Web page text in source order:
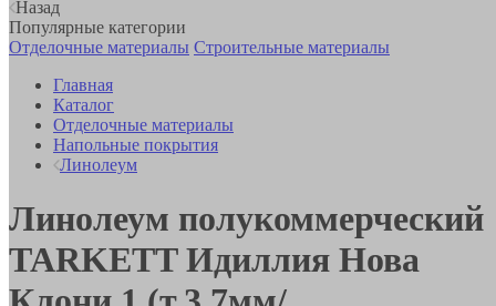
Назад
Популярные категории
Отделочные материалы Строительные материалы
Главная
Каталог
Отделочные материалы
Напольные покрытия
Линолеум
Линолеум полукоммерческий
TARKETT Идиллия Нова